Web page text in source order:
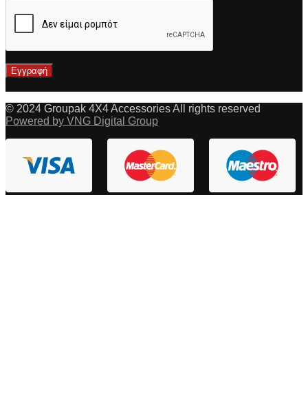
© 2024 Groupak 4X4 Accessories All rights reserved
Powered by VNG Digital Group